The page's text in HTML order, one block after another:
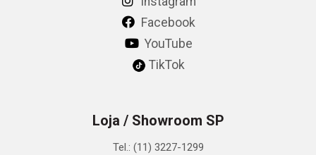
Facebook
YouTube
TikTok
Loja / Showroom SP
Tel.: (11) 3227-1299